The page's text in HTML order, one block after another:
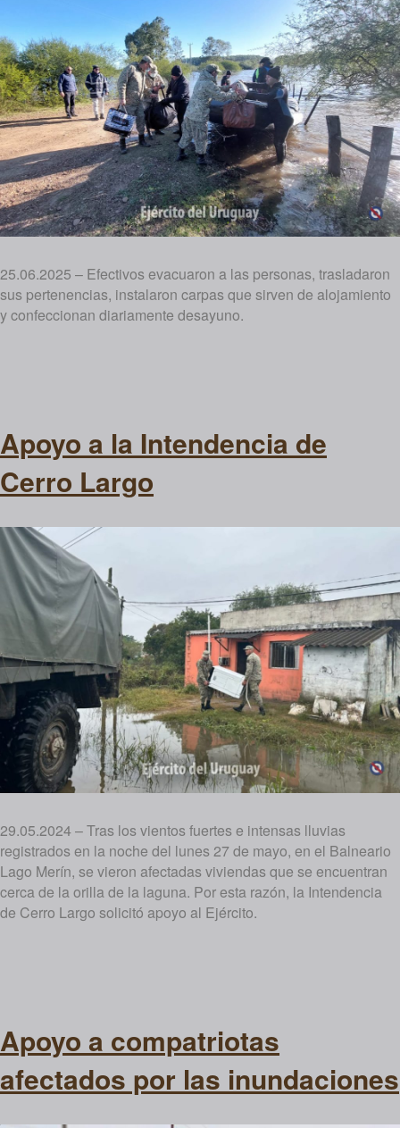
25.06.2025 – Efectivos evacuaron a las personas, trasladaron
sus pertenencias, instalaron carpas que sirven de alojamiento
y confeccionan diariamente desayuno.
Apoyo a la Intendencia de
Cerro Largo
29.05.2024 – Tras los vientos fuertes e intensas lluvias
registrados en la noche del lunes 27 de mayo, en el Balneario
Lago Merín, se vieron afectadas viviendas que se encuentran
cerca de la orilla de la laguna. Por esta razón, la Intendencia
de Cerro Largo solicitó apoyo al Ejército.
Apoyo a compatriotas
afectados por las inundaciones